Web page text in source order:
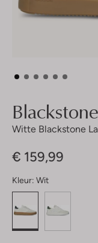
Blackstone
Witte Blackstone
€ 159,99
Kleur: Wit